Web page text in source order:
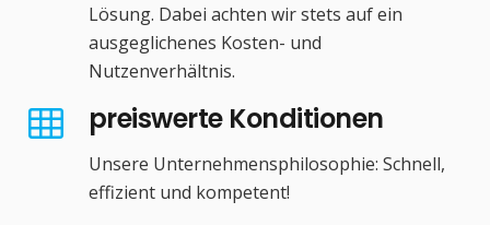
Lösung. Dabei achten wir stets auf ein
ausgeglichenes Kosten- und
Nutzenverhältnis.
preiswerte Konditionen
Unsere Unternehmensphilosophie: Schnell,
effizient und kompetent!